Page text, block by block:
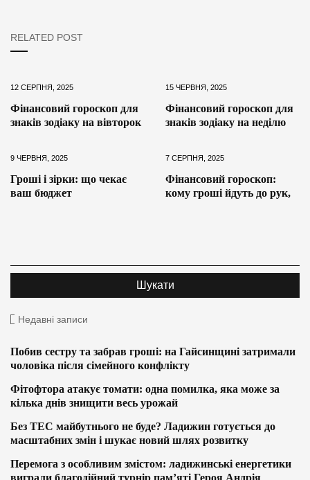
RELATED POST
12 СЕРПНЯ, 2025
Фінансовий гороскоп для
знаків зодіаку на вівторок
15 ЧЕРВНЯ, 2025
Фінансовий гороскоп для
знаків зодіаку на неділю
9 ЧЕРВНЯ, 2025
Гроші і зірки: що чекає
ваш бюджет
7 СЕРПНЯ, 2025
Фінансовий гороскоп:
кому гроші йдуть до рук,
Недавні записи
Побив сестру та забрав гроші: на Гайсинщині затримали
чоловіка після сімейного конфлікту
Фітофтора атакує томати: одна помилка, яка може за
кілька днів знищити весь урожай
Без ТЕС майбутнього не буде? Ладижин готується до
масштабних змін і шукає новий шлях розвитку
Перемога з особливим змістом: ладижинські енергетики
виграли благодійний турнір пам’яті Героя Андрія